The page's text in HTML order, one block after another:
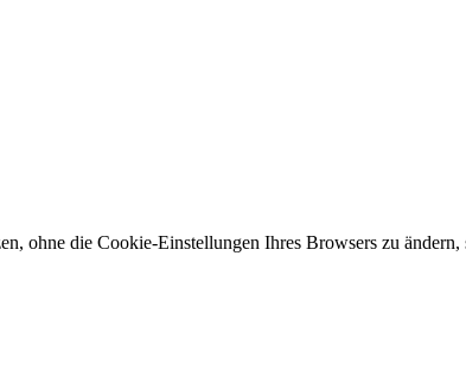
ohne die Cookie-Einstellungen Ihres Browsers zu